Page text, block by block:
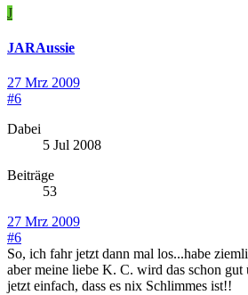
J
JARAussie
27 Mrz 2009
#6
Dabei
5 Jul 2008
Beiträge
53
27 Mrz 2009
#6
So, ich fahr jetzt dann mal los...habe
aber meine liebe K. C. wird das schon
jetzt einfach, dass es nix Schlimmes ist!!